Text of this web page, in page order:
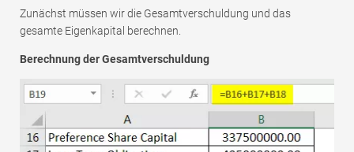
Zunächst müssen wir die Gesamtverschuldung und das
gesamte Eigenkapital berechnen.
Berechnung der Gesamtverschuldung